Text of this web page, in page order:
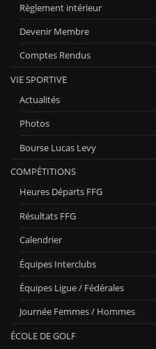
Règlement intérieur
Devenir Membre
Comptes Rendus
VIE SPORTIVE
Actualités
Photos
Bourse Lucas Levy
COMPÉTITIONS
Heures Départs FFG
Résultats FFG
Calendrier
Équipes Interclubs
Équipes Ligue / Fédérales
Journée Femmes / Hommes
ÉCOLE DE GOLF